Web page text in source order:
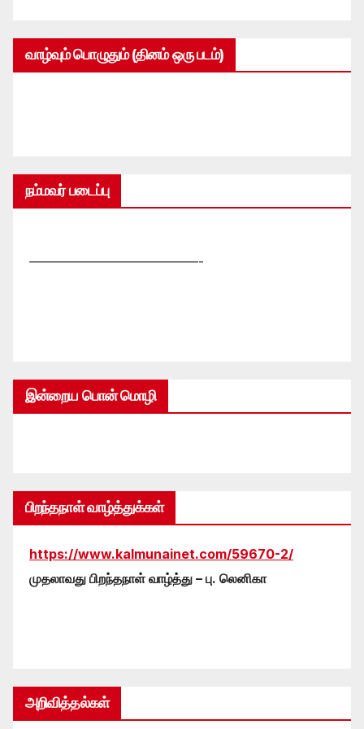
வாழ்வும் பொழுதும் (தினம் ஒரு படம்)
நம்மவர் படைப்பு
—————————————-
இன்றைய பொன் மொழி
பிறந்தநாள் வாழ்த்துக்கள்
https://www.kalmunainet.com/59670-2/
முதலாவது பிறந்தநாள் வாழ்த்து – பு. லெனிகா
அறிவித்தல்கள்